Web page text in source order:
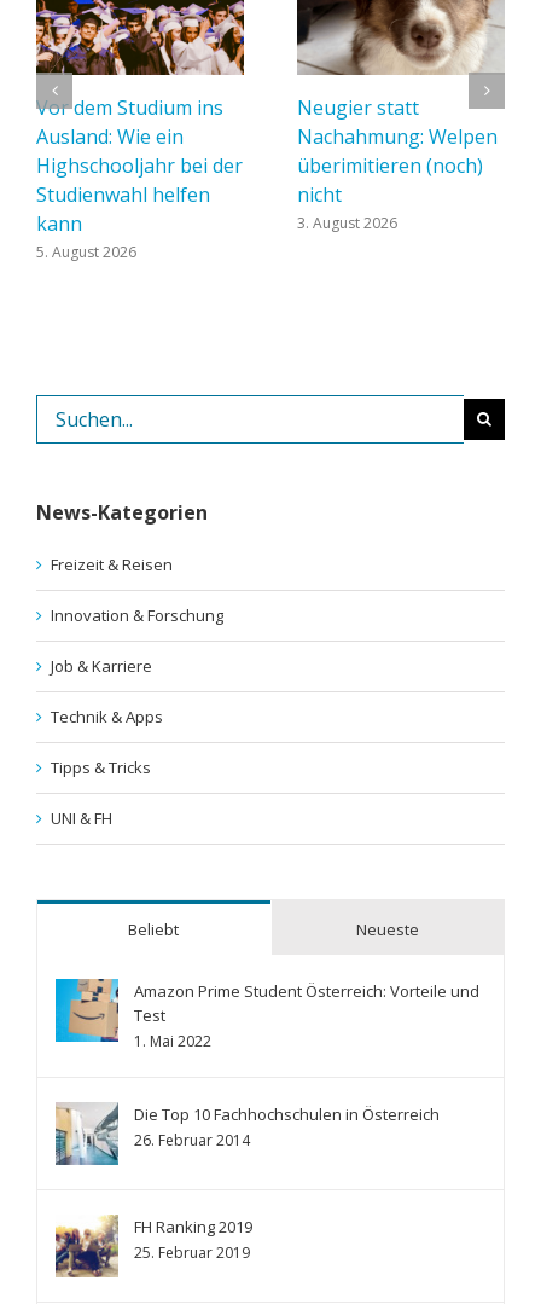
Vor dem Studium ins
Ausland: Wie ein
Highschooljahr bei der
Studienwahl helfen
kann
5. August 2026
Neugier statt
Nachahmung: Welpen
überimitieren (noch)
nicht
3. August 2026
nach:
News-Kategorien
Freizeit & Reisen
Innovation & Forschung
Job & Karriere
Technik & Apps
Tipps & Tricks
UNI & FH
Beliebt Neueste
Amazon Prime Student Österreich: Vorteile und
Test
1. Mai 2022
Die Top 10 Fachhochschulen in Österreich
26. Februar 2014
FH Ranking 2019
25. Februar 2019